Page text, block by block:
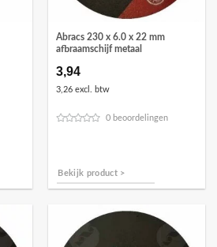
Abracs 230 x 6.0 x 22 mm
afbraamschijf metaal
3,94
3,26 excl. btw
0 beoordelingen
Bekijk product >